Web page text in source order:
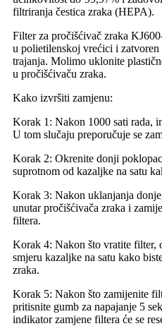
filtriranja čestica zraka (HEPA).
Filter za pročišćivač zraka
u polietilenskoj vrećici i
trajanja. Molimo uklonite
u pročišćivaču zraka.
Kako izvršiti zamjenu:
Korak 1: Nakon 1000 sati rada,
U tom slučaju preporučuje se
Korak 2: Okrenite donji
suprotnom od kazaljke na satu
Korak 3: Nakon uklanjanja
unutar pročišćivača zraka i
filtera.
Korak 4: Nakon što vratite filter,
smjeru kazaljke na satu kako
zraka.
Korak 5: Nakon što zamijenite
pritisnite gumb za napajanje 5
indikator zamjene filtera će se